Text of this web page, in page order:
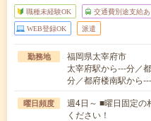
職種未経験OK 交通費別途支給あ
WEB登録OK 派遣
勤務地
福岡県太宰府市
太宰府駅から---分／
分／都府楼南駅から
曜日頻度
週4日～ ■曜日固定の
ください！